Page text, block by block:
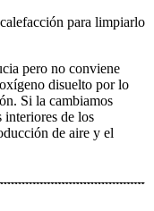
para limpiarlo
pero no conviene
disuelto por lo
Si la cambiamos
interiores de los
de aire y el